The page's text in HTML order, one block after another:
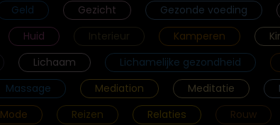
Geld Gezicht Gezonde voeding
Huid Interieur Kamperen
Lichaam Lichamelijke gezondheid
Massage Mediation Meditatie
Mode Reizen Relaties Rouw